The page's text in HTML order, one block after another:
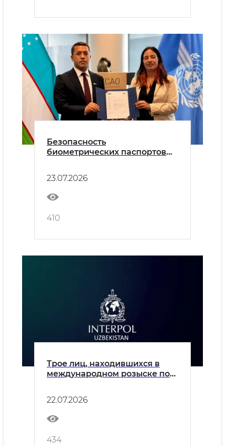
Безопасность
биометрических паспортов
23.07.2026
410
Трое лиц, находившихся в
международном розыске по
22.07.2026
434